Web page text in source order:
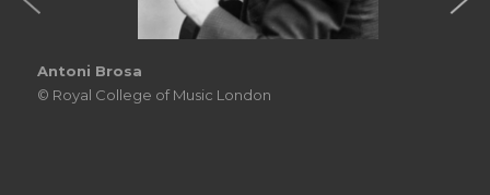
Antoni Brosa
© Royal College of Music London